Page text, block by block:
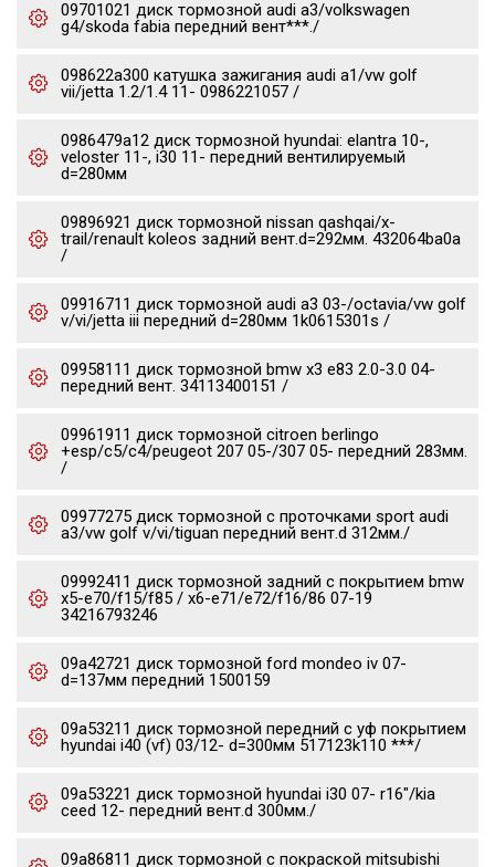
09701021 диск тормозной audi a3/volkswagen
g4/skoda fabia передний вент***./
098622a300 катушка зажигания audi a1/vw golf
vii/jetta 1.2/1.4 11- 0986221057 /
0986479a12 диск тормозной hyundai: elantra 10-,
veloster 11-, i30 11- передний вентилируемый
d=280мм
09896921 диск тормозной nissan qashqai/x-
trail/renault koleos задний вент.d=292мм. 432064ba0a
/
09916711 диск тормозной audi a3 03-/octavia/vw golf
v/vi/jetta iii передний d=280мм 1k0615301s /
09958111 диск тормозной bmw x3 e83 2.0-3.0 04-
передний вент. 34113400151 /
09961911 диск тормозной citroen berlingo
+esp/c5/c4/peugeot 207 05-/307 05- передний 283мм.
/
09977275 диск тормозной c проточками sport audi
a3/vw golf v/vi/tiguan передний вент.d 312мм./
09992411 диск тормозной задний с покрытием bmw
x5-e70/f15/f85 / x6-e71/e72/f16/86 07-19
34216793246
09a42721 диск тормозной ford mondeo iv 07-
d=137мм передний 1500159
09a53211 диск тормозной передний с уф покрытием
hyundai i40 (vf) 03/12- d=300мм 517123k110 ***/
09a53221 диск тормозной hyundai i30 07- r16"/kia
ceed 12- передний вент.d 300мм./
09a86811 диск тормозной с покраской mitsubishi